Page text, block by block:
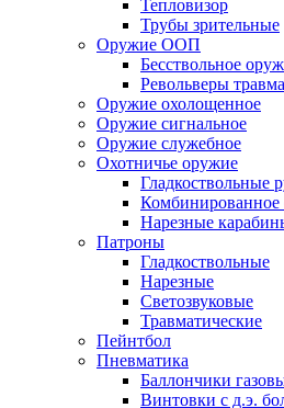
Тепловизор
Трубы зрительные
Оружие ООП
Бесствольное
Револьверы
Оружие охолощенное
Оружие сигнальное
Оружие служебное
Охотничье оружие
Гладкоствольные
Комбинированное
Нарезные
Патроны
Гладкоствольные
Нарезные
Светозвуковые
Травматические
Пейнтбол
Пневматика
Баллончики
Винтовки с д.э.